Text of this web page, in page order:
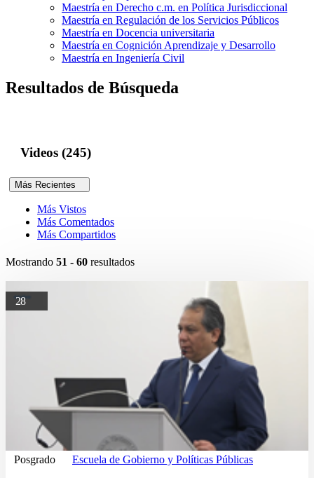
Maestría en Derecho c.m. en Política Jurisdiccional
Maestría en Regulación de los Servicios Públicos
Maestría en Docencia universitaria
Maestría en Cognición Aprendizaje y Desarrollo
Maestría en Ingeniería Civil
Resultados de Búsqueda
Videos (245)
Más Recientes
Más Vistos
Más Comentados
Más Compartidos
Mostrando 51 - 60 resultados
28
Posgrado Escuela de Gobierno y Políticas Públicas